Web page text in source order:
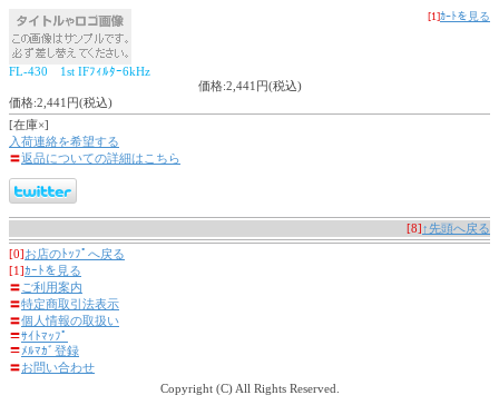
[1]ｶｰﾄを見る
FL-430 1st IFﾌｨﾙﾀｰ6kHz
価格:2,441円(税込)
価格:2,441円(税込)
[在庫×]
入荷連絡を希望する
〓返品についての詳細はこちら
[8]↑先頭へ戻る
[0]お店のﾄｯﾌﾟへ戻る
[1]ｶｰﾄを見る
〓 ご利用案内
〓特定商取引法表示
〓個人情報の取扱い
〓ｻｲﾄﾏｯﾌﾟ
〓ﾒﾙﾏｶﾞ登録
〓お問い合わせ
Copyright (C) All Rights Reserved.